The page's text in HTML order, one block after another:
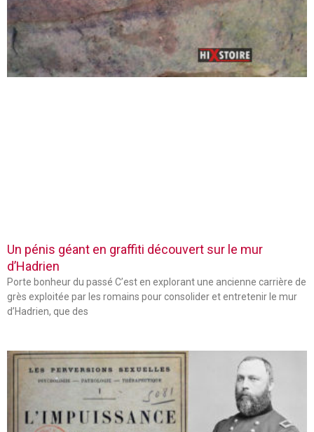
Un pénis géant en graffiti découvert sur le mur
d’Hadrien
Porte bonheur du passé C’est en explorant une ancienne carrière de
grès exploitée par les romains pour consolider et entretenir le mur
d’Hadrien, que des